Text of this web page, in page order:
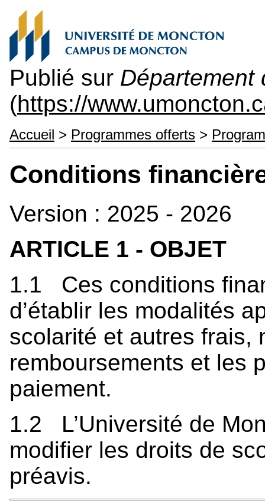
Publié sur Département
(https://
Accueil > Programmes offerts >
Conditions
Version : 2025 - 2026
ARTICLE 1 - OBJET
1.1 Ces conditions
d’établir les modalités
scolarité et autres frais,
remboursements et les
paiement.
1.2 L’Université de
modifier les droits de
préavis.